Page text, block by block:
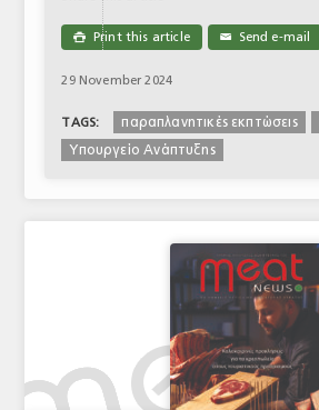
 Print this article ✉ Send e-mail
29 November 2024
TAGS: παραπλανητικές εκπτώσεις
Υπουργείο Ανάπτυξης